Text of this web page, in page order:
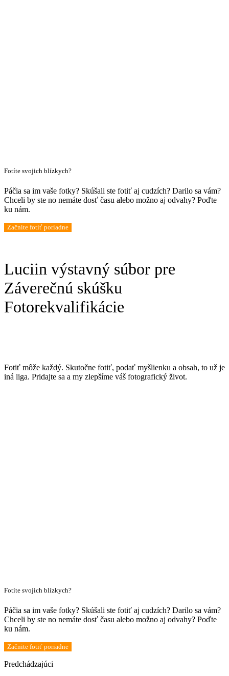
Fotíte svojich blízkych?
Páčia sa im vaše fotky? Skúšali ste fotiť aj cudzích? Darilo sa vám?
Chceli by ste no nemáte dosť času alebo možno aj odvahy? Poďte
ku nám.
Začnite fotiť poriadne
Luciin výstavný súbor pre
Záverečnú skúšku
Fotorekvalifikácie
Fotiť môže každý. Skutočne fotiť, podať myšlienku a obsah, to už je
iná liga. Pridajte sa a my zlepšíme váš fotografický život.
Fotíte svojich blízkych?
Páčia sa im vaše fotky? Skúšali ste fotiť aj cudzích? Darilo sa vám?
Chceli by ste no nemáte dosť času alebo možno aj odvahy? Poďte
ku nám.
Začnite fotiť poriadne
Predchádzajúci